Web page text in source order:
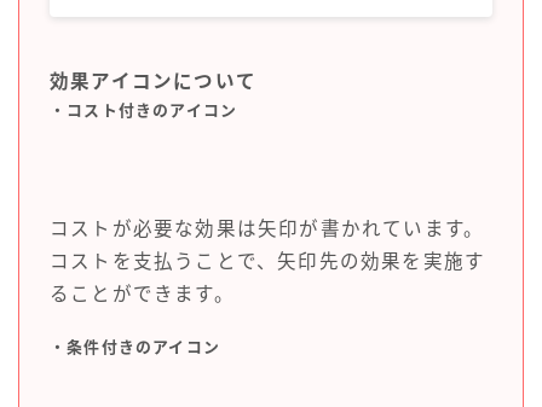
効果アイコンについて
・コスト付きのアイコン
コストが必要な効果は矢印が書かれています。
コストを支払うことで、矢印先の効果を実施す
ることができます。
・条件付きのアイコン